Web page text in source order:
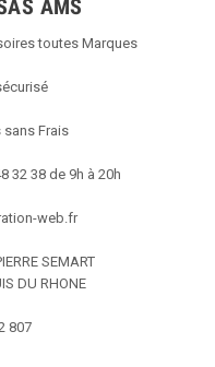
AMS
toutes Marques
sans Frais
32 38 de 9h à 20h
web.fr
SEMART
DU RHONE
807